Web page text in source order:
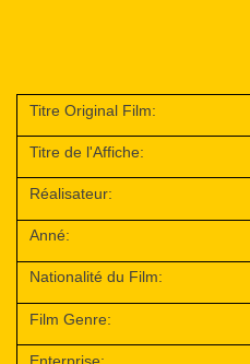
Titre Original Film:
Titre de l'Affiche:
Réalisateur:
Anné:
Nationalité du Film:
Film Genre:
Enterprise: